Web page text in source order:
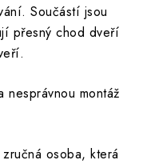
Součástí jsou
přesný chod dveří
montáž
osoba, která